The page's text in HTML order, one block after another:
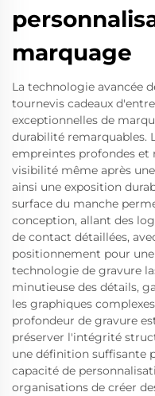
marquage
La technologie avancée
tournevis cadeaux
exceptionnelles de
durabilité remarquables.
empreintes profondes et
visibilité même après
ainsi une exposition
surface du manche
conception, allant des
de contact détaillées,
positionnement pour
technologie de gravure
minutieuse des détails,
les graphiques
profondeur de gravure
préserver l'intégrité
une définition suffisante
capacité de
organisations de créer